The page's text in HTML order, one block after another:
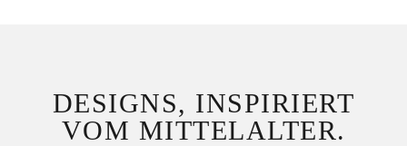
DESIGNS, INSPIRIERT
VOM MITTELALTER.